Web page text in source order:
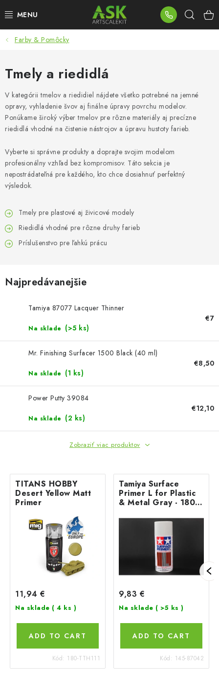
na
BLOG
SUMMER DAYS
WARHAMMER
ASK PRODUKTY
PLASTOVÉ MODELY
FARBY & POMÔCKY
PUBLIKÁCIE
Moja objednávka Kontakty
Preprava a platba
Postup pri podávaní sťažností
Prevodník modelárskych farieb
Farby & Pomôcky
Tmely a riedidlá
V kategórii tmelov a riedidiel nájdete všetko potrebné na jemné
opravy, vyhladenie švov aj finálne úpravy povrchu modelov.
Ponúkame široký výber tmelov pre rôzne materiály aj precízne
riedidlá vhodné na čistenie nástrojov a úpravu hustoty farieb.
Vyberte si správne produkty a doprajte svojim modelom
profesionálny vzhľad bez kompromisov. Táto sekcia je
nepostrádateľná pre každého, kto chce dosiahnuť perfektný
výsledok.
Tmely pre plastové aj živicové modely
Riedidlá vhodné pre rôzne druhy farieb
Príslušenstvo pre ľahkú prácu
Najpredávanejšie
Tamiya 87077 Lacquer Thinner
Na sklade (>5 ks)
€7
Mr. Finishing Surfacer 1500 Black (40 ml)
Na sklade (1 ks)
€8,50
Power Putty 39084
Na sklade (2 ks)
€12,10
Zobraziť viac produktov
TITANS HOBBY
Desert Yellow Matt
Primer
11,94 €
Na sklade ( 4 ks )
ADD TO CART
Kód: 180-TTH111
Tamiya Surface
Primer L for Plastic
& Metal Gray - 180
9,83 €
Na sklade ( >5 ks )
ADD TO CART
Kód: 145-87042